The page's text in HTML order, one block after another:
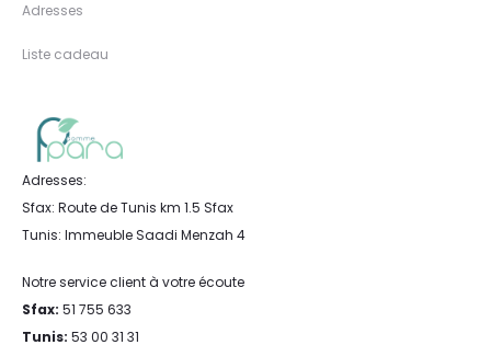
Adresses
Liste cadeau
Adresses:
Sfax: Route de Tunis km 1.5 Sfax
Tunis: Immeuble Saadi Menzah 4
Notre service client à votre écoute
Sfax: 51 755 633
Tunis: 53 00 31 31